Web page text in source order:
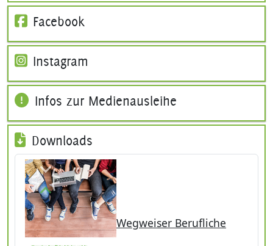
Facebook
Instagram
Infos zur Medienausleihe
Downloads
Wegweiser Berufliche